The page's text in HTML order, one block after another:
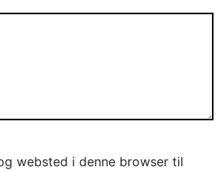
websted i denne browser til